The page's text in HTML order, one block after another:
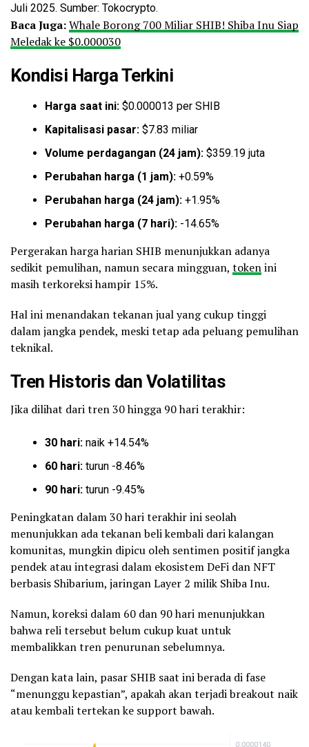
Juli 2025. Sumber: Tokocrypto.
Baca Juga:Whale Borong 700 Miliar SHIB! Shiba Inu Siap
Meledak ke $0.000030
Kondisi Harga Terkini
Harga saat ini: $0.000013 per SHIB
Kapitalisasi pasar: $7.83 miliar
Volume perdagangan (24 jam): $359.19 juta
Perubahan harga (1 jam): +0.59%
Perubahan harga (24 jam): +1.95%
Perubahan harga (7 hari): -14.65%
Pergerakan harga harian SHIB menunjukkan adanya
sedikit pemulihan, namun secara mingguan, tokenini
masih terkoreksi hampir 15%.
Hal ini menandakan tekanan jual yang cukup tinggi
dalam jangka pendek, meski tetap ada peluang pemulihan
teknikal.
Tren Historis dan Volatilitas
Jika dilihat dari tren 30 hingga 90 hari terakhir:
30 hari: naik +14.54%
60 hari: turun -8.46%
90 hari: turun -9.45%
Peningkatan dalam 30 hari terakhir ini seolah
menunjukkan ada tekanan beli kembali dari kalangan
komunitas, mungkin dipicu oleh sentimen positif jangka
pendek atau integrasi dalam ekosistem DeFi dan NFT
berbasis Shibarium, jaringan Layer 2 milik Shiba Inu.
Namun, koreksi dalam 60 dan 90 hari menunjukkan
bahwa reli tersebut belum cukup kuat untuk
membalikkan tren penurunan sebelumnya.
Dengan kata lain, pasar SHIB saat ini berada di fase
“menunggu kepastian”, apakah akan terjadi breakout naik
atau kembali tertekan ke support bawah.